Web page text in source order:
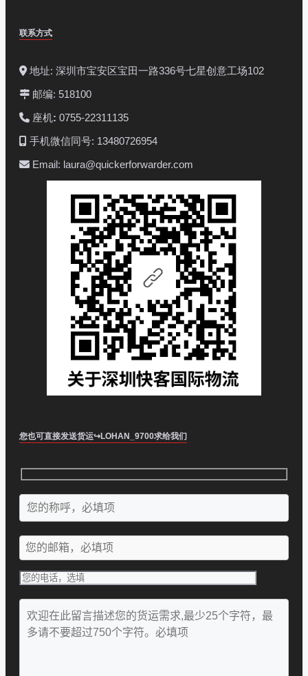
联系方式
地址: 深圳市宝安区宝田一路336号七星创意工场102
邮编: 518100
座机: 0755-22311135
手机微信同号: 13480726954
Email: laura@quickerforwarder.com
您也可直接发送货运↪LOHAN_9700求给我们